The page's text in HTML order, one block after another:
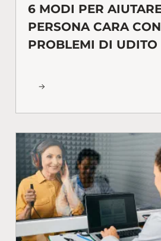
6 MODI PER
PERSONA CARA CON
PROBLEMI DI UDITO